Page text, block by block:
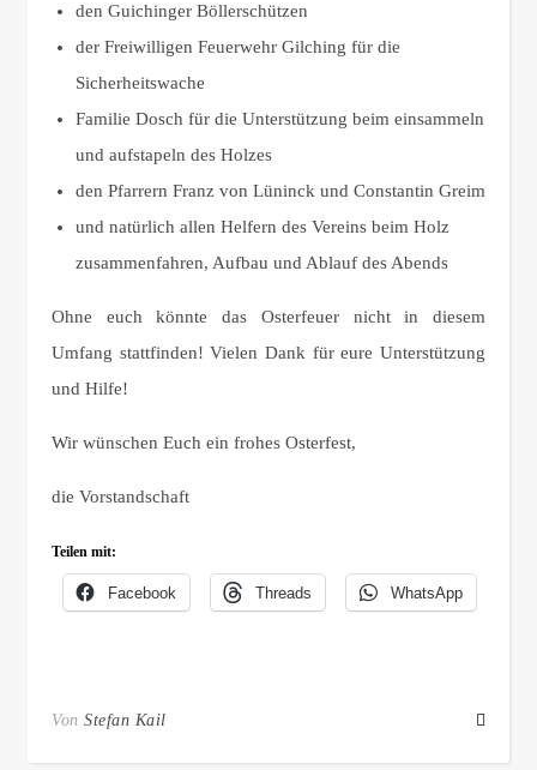
den Guichinger Böllerschützen
der Freiwilligen Feuerwehr Gilching für die
Sicherheitswache
Familie Dosch für die Unterstützung beim einsammeln
und aufstapeln des Holzes
den Pfarrern Franz von Lüninck und Constantin Greim
und natürlich allen Helfern des Vereins beim Holz
zusammenfahren, Aufbau und Ablauf des Abends
Ohne euch könnte das Osterfeuer nicht in diesem
Umfang stattfinden! Vielen Dank für eure Unterstützung
und Hilfe!
Wir wünschen Euch ein frohes Osterfest,
die Vorstandschaft
Teilen mit:
Facebook Threads WhatsApp
Von Stefan Kail